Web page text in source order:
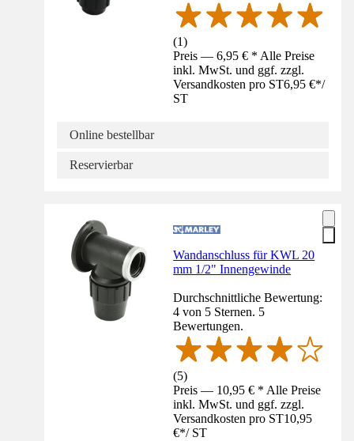
(1)
Preis — 6,95 € * Alle Preise
inkl. MwSt. und ggf. zzgl.
Versandkosten pro ST6,95 €*/
ST
Online bestellbar
Reservierbar
Wandanschluss für KWL 20
mm 1/2" Innengewinde
Durchschnittliche Bewertung:
4 von 5 Sternen. 5
Bewertungen.
(5)
Preis — 10,95 € * Alle Preise
inkl. MwSt. und ggf. zzgl.
Versandkosten pro ST10,95
€*/ ST